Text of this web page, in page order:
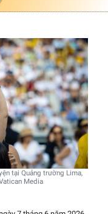
tại Quảng trường Lima,
Media